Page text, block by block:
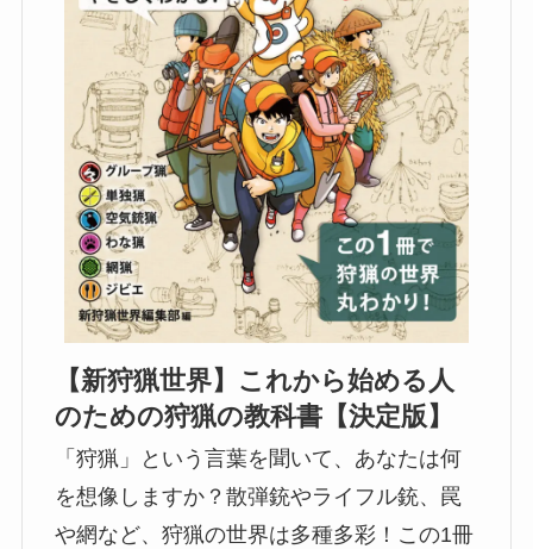
【新狩猟世界】これから始める人
のための狩猟の教科書【決定版】
「狩猟」という言葉を聞いて、あなたは何
を想像しますか？散弾銃やライフル銃、罠
や網など、狩猟の世界は多種多彩！この1冊